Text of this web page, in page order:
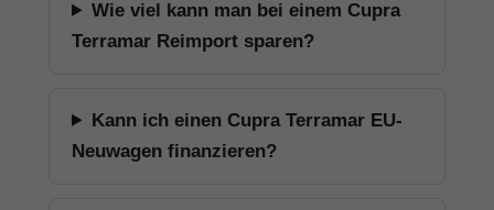
Wie viel kann man bei einem Cupra
Terramar Reimport sparen?
Kann ich einen Cupra Terramar EU-
Neuwagen finanzieren?